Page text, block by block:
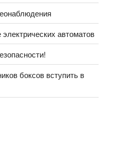
автоматов
боксов вступить в